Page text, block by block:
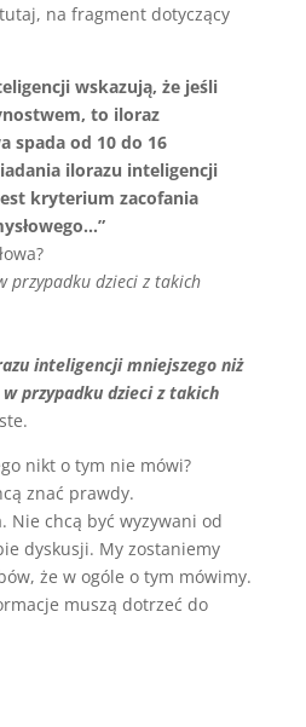
na fragment dotyczący
wskazują, że jeśli
to iloraz
spada od 10 do 16
ilorazu inteligencji
kryterium zacofania
przypadku dzieci z takich
inteligencji mniejszego niż
przypadku dzieci z takich
nikt o tym nie mówi?
znać prawdy.
Nie chcą być wyzywani od
dyskusji. My zostaniemy
że w ogóle o tym mówimy.
muszą dotrzeć do